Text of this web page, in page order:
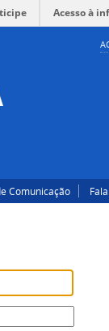
Acesso à
Comunicação